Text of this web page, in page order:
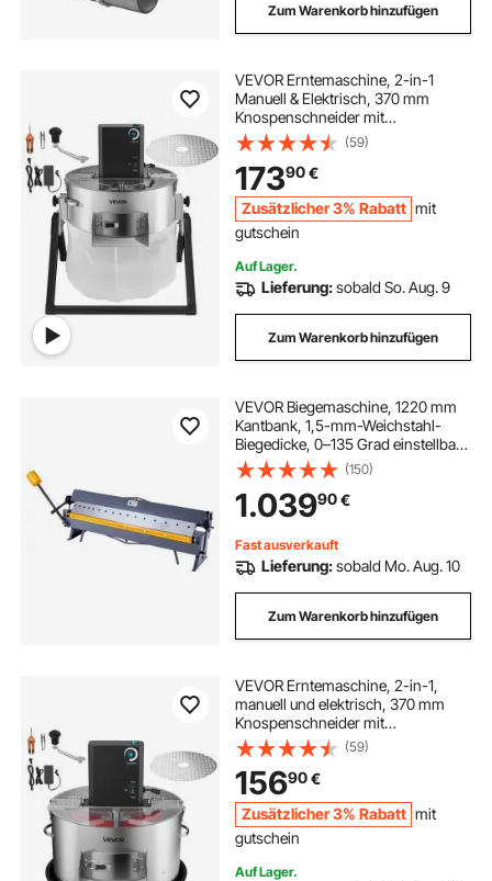
Zum Warenkorb hinzufügen
VEVOR Erntemaschine, 2-in-1
Manuell & Elektrisch, 370 mm
Knospenschneider mit
Edelstahlklingen, Nass-Trocken-
Hydrokultur-Schneidemaschine mit
Trockenrost, für Pflanzenknospen &
Blumen
(59)
17390€
Zusätzlicher 3% Rabatt mit
gutschein
Auf Lager.
Lieferung:sobald So. Aug. 9
Zum Warenkorb hinzufügen
VEVOR Biegemaschine, 1220 mm
Kantbank, 1,5-mm-Weichstahl-
Biegedicke, 0–135 Grad einstellbar,
Blechbieger,
Schwenkbiegemaschine mit 16
Fingern, Blechbiegemaschine für
präzises Biegen
(150)
1.03990€
Fast ausverkauft
Lieferung:sobald Mo. Aug. 10
Zum Warenkorb hinzufügen
VEVOR Erntemaschine, 2-in-1,
manuell und elektrisch, 370 mm
Knospenschneider mit
Edelstahlklingen, Nass- & Trocken-
Hydrokultur-Schneidemaschine mit
Tablett, für Pflanzenknospen &
Blumen
(59)
15690€
Zusätzlicher 3% Rabatt mit
gutschein
Auf Lager.